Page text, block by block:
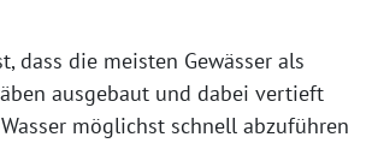
dass die meisten Gewässer als
ausgebaut und dabei vertieft
möglichst schnell abzuführen